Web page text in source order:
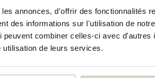
annonces, d'offrir des fonctionnalités
des informations sur l'utilisation de
combiner celles-ci avec d'autres
de leurs services.
Les tables sont fabriquées à partir
et même le béton. Comme vous
toutes les options possibles